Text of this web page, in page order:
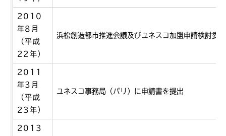
2010
年8月
（平成
22年）
浜松創造都市推進会議及びユネスコ加盟申請検討委
2011
年3月
（平成
23年）
ユネスコ事務局（パリ）に申請書を提出
2013